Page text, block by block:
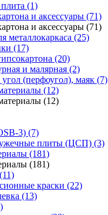
(1)
и аксессуары (71)
и аксессуары (71)
металлокаркаса (25)
(17)
(20)
и малярная (2)
(перфоугол), маяк (7)
(12)
(12)
3) (7)
плиты (ЦСП) (3)
(181)
(181)
краски (22)
(13)